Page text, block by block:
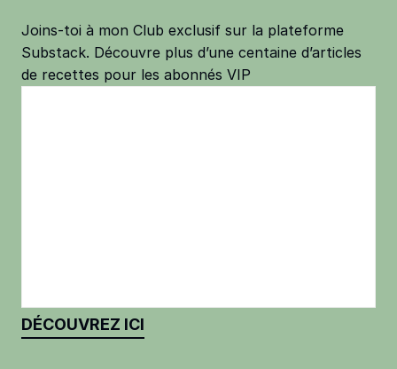
Joins-toi à mon Club exclusif sur la plateforme
Substack. Découvre plus d’une centaine d’articles
de recettes pour les abonnés VIP
DÉCOUVREZ ICI